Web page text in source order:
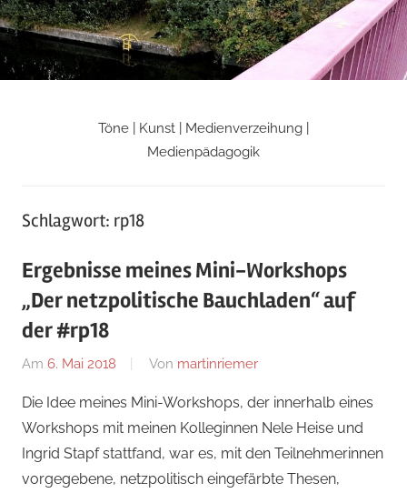
Zum
Inhalt
springen
Martin
Blog
Töne | Kunst | Medienverzeihung |
Medienpädagogik
Schlagwort: rp18
Ergebnisse meines Mini-Workshops
„Der netzpolitische Bauchladen“ auf
der #rp18
Am 6. Mai 2018 Von martinriemer
Die Idee meines Mini-Workshops, der innerhalb eines
Workshops mit meinen Kolleginnen Nele Heise und
Ingrid Stapf stattfand, war es, mit den Teilnehmerinnen
vorgegebene, netzpolitisch eingefärbte Thesen,